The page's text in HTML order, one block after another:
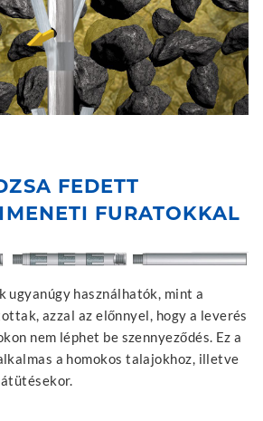
FEDETT
FURATOKKAL
ugyanúgy használhatók, mint a
azzal az előnnyel, hogy a leverés
nem léphet be szennyeződés. Ez a
a homokos talajokhoz, illetve